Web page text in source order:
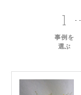
1
事例を
選ぶ